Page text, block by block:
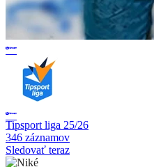
Tipsport liga 25/26
346 záznamov
Sledovať teraz